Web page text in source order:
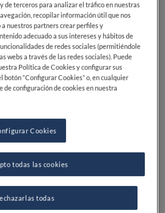
de terceros para analizar el tráfico en nuestras
recopilar información útil que nos
nuestros partners crear perfiles y
adecuado a sus intereses y hábitos de
de redes sociales (permitiéndole
webs a través de las redes sociales). Puede
Política de Cookies y configurar sus
botón “Configurar Cookies” o, en cualquier
de configuración de cookies en nuestra
Cookies
todas
todas las cookies